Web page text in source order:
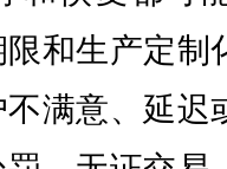
和生产定制
满意、延迟